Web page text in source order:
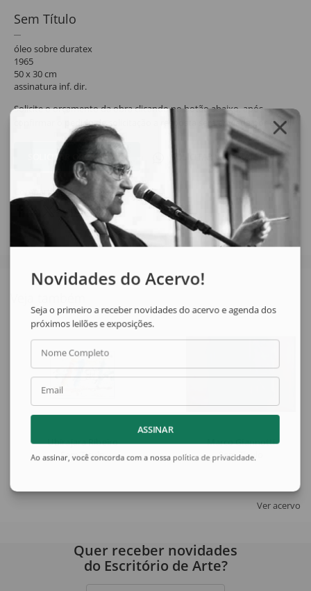
Sem Título
óleo sobre duratex
1965
50 x 30 cm
assinatura inf. dir.
Solicite o orçamento da obra clicando no botão abaixo, após
confirmar o pedido de solicitação a resposta será enviada por email.
SOLICITAR ORÇAMENTO SOLICITAR VIA WHATSAPP
Compartilhar
Ubirajara Ribeiro
Sem Título
Marco Giannotti
Sem Título
Ver acervo
Novidades do Acervo!
Seja o primeiro a receber novidades do acervo e agenda dos
próximos leilões e exposições.
Nome Completo
Email
ASSINAR
Ao assinar, você concorda com a nossapolítica de privacidade.
Quer receber novidades
do Escritório de Arte?